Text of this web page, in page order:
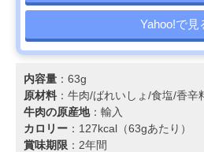
Yahoo!で見
内容量 ：63g
原材料 ：牛肉/ばれいしょ/食塩/香辛
牛肉の原産地：輸入
カロリー ：127kcal（63gあたり）
賞味期限 ：2年間